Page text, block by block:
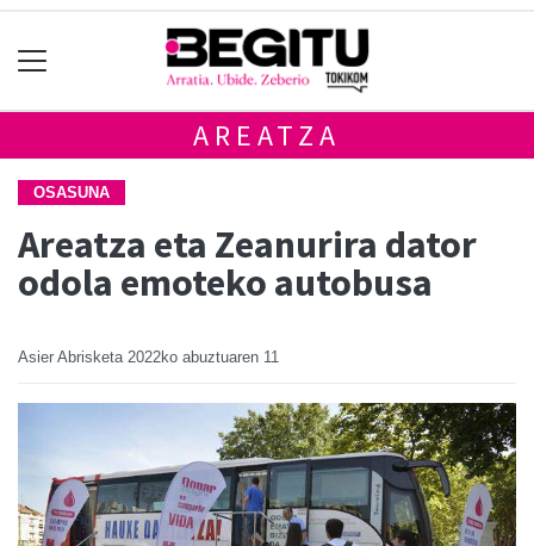
AREATZA
OSASUNA
Areatza eta Zeanurira dator
odola emoteko autobusa
Asier Abrisketa 2022ko abuztuaren 11